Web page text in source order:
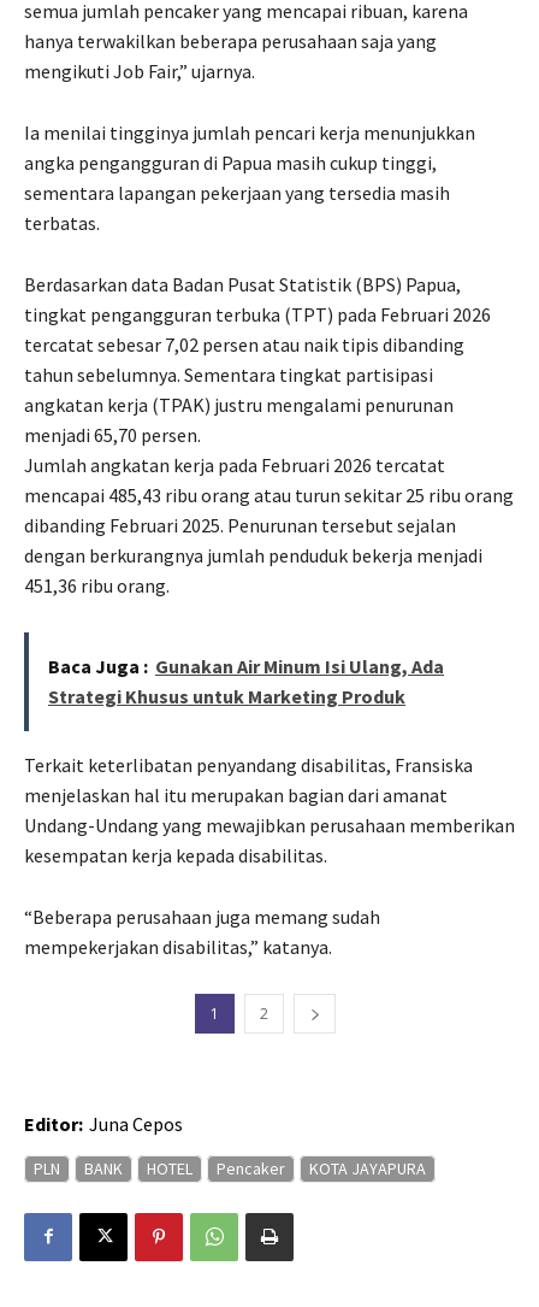
semua jumlah pencaker yang mencapai ribuan, karena
hanya terwakilkan beberapa perusahaan saja yang
mengikuti Job Fair,” ujarnya.
Ia menilai tingginya jumlah pencari kerja menunjukkan
angka pengangguran di Papua masih cukup tinggi,
sementara lapangan pekerjaan yang tersedia masih
terbatas.
Berdasarkan data Badan Pusat Statistik (BPS) Papua,
tingkat pengangguran terbuka (TPT) pada Februari 2026
tercatat sebesar 7,02 persen atau naik tipis dibanding
tahun sebelumnya. Sementara tingkat partisipasi
angkatan kerja (TPAK) justru mengalami penurunan
menjadi 65,70 persen.
Jumlah angkatan kerja pada Februari 2026 tercatat
mencapai 485,43 ribu orang atau turun sekitar 25 ribu orang
dibanding Februari 2025. Penurunan tersebut sejalan
dengan berkurangnya jumlah penduduk bekerja menjadi
451,36 ribu orang.
Baca Juga : Gunakan Air Minum Isi Ulang, Ada
Strategi Khusus untuk Marketing Produk
Terkait keterlibatan penyandang disabilitas, Fransiska
menjelaskan hal itu merupakan bagian dari amanat
Undang-Undang yang mewajibkan perusahaan memberikan
kesempatan kerja kepada disabilitas.
“Beberapa perusahaan juga memang sudah
mempekerjakan disabilitas,” katanya.
1 2
Editor: Juna Cepos
PLN BANK HOTEL Pencaker KOTA JAYAPURA